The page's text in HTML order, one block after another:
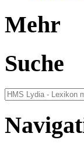
Mehr
Suche